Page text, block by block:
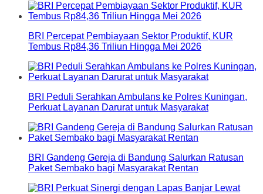
BRI Percepat Pembiayaan Sektor Produktif, KUR
Tembus Rp84,36 Triliun Hingga Mei 2026
BRI Peduli Serahkan Ambulans ke Polres Kuningan,
Perkuat Layanan Darurat untuk Masyarakat
BRI Gandeng Gereja di Bandung Salurkan Ratusan
Paket Sembako bagi Masyarakat Rentan